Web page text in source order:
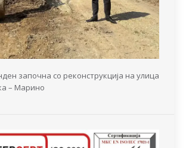
започна со реконструкција на улица
– Марино